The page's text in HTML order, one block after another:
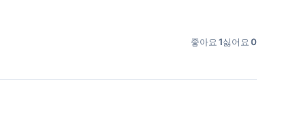
좋아요 1싫어요 0